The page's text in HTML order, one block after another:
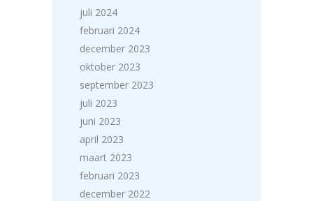
juli 2024
februari 2024
december 2023
oktober 2023
september 2023
juli 2023
juni 2023
april 2023
maart 2023
februari 2023
december 2022